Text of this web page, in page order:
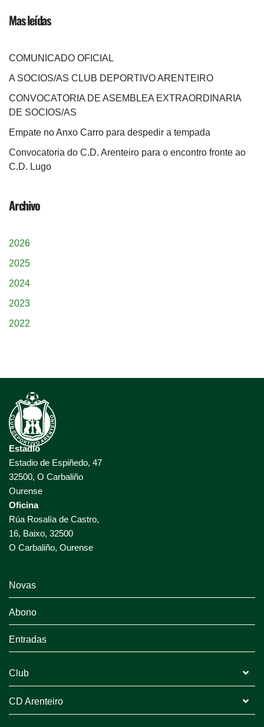
Mas leídas
COMUNICADO OFICIAL
A SOCIOS/AS CLUB DEPORTIVO ARENTEIRO
CONVOCATORIA DE ASEMBLEA EXTRAORDINARIA
DE SOCIOS/AS
Empate no Anxo Carro para despedir a tempada
Convocatoria do C.D. Arenteiro para o encontro fronte ao
C.D. Lugo
Archivo
2026
2025
2024
2023
2022
Estadio
Estadio de Espiñedo, 47
32500, O Carbaliño
Ourense
Oficina
Rúa Rosalía de Castro,
16, Baixo, 32500
O Carbaliño, Ourense
Novas
Abono
Entradas
Club
CD Arenteiro